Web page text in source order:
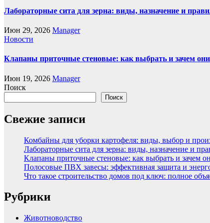
Лабораторные сита для зерна: виды, назначение и
Июн 29, 2026 Manager
Новости
Клапаны приточные стеновые: как выбрать и зачем
Июн 19, 2026 Manager
Поиск
Поиск
Свежие записи
Комбайны для уборки картофеля: виды, выбор и
Лабораторные сита для зерна: виды, назначение и
Клапаны приточные стеновые: как выбрать и зачем
Полосовые ПВХ завесы: эффективная защита и
Что такое строительство домов под ключ: полное
Рубрики
Животноводство